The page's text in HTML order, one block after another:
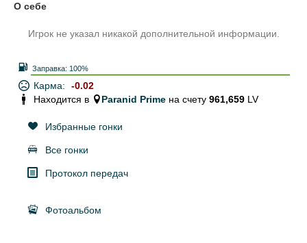
О себе
Игрок не указал никакой дополнительной информации.
Заправка: 100%
Карма:
-0.02
Находится в
Paranid Prime на счету 961,659 LV
Избранные гонки
Все гонки
Протокол передач
Фотоальбом